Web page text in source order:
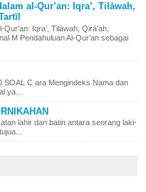
al-Qur’an: Iqra’, Tilāwah,
Iqra’, Tilāwah, Qirā’ah,
M Pendahuluan Al-Qur’an sebagai
SOAL C ara Mengindeks Nama dan
ya...
lahir dan batin antara seorang laki-